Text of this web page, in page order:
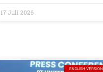
Global
17 Juli 2026
ENGLISH VERSION